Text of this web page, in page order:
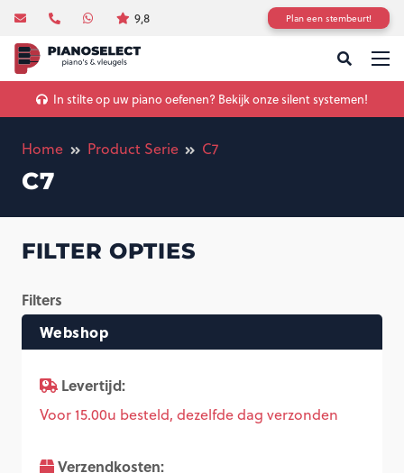
9,8 Plan een stembeurt!
In stilte op uw piano oefenen? Bekijk onze silent systemen!
Home Product Serie C7
C7
FILTER OPTIES
Filters
Webshop
Levertijd:
Voor 15.00u besteld, dezelfde dag verzonden
Verzendkosten: